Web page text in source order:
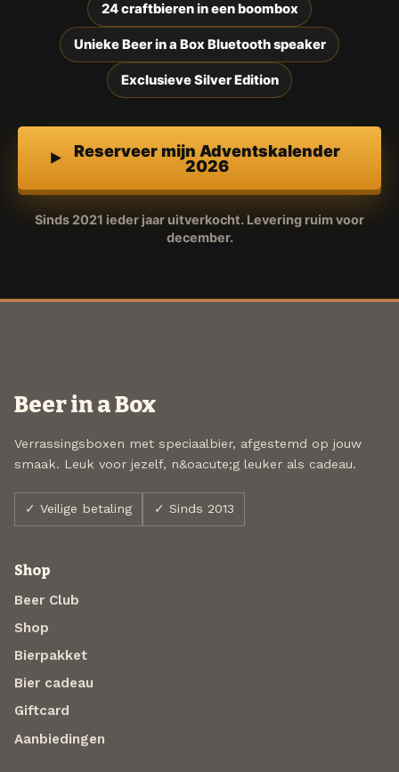
24 craftbieren in een boombox
Unieke Beer in a Box Bluetooth speaker
Exclusieve Silver Edition
Reserveer mijn Adventskalender
2026
Sinds 2021 ieder jaar uitverkocht. Levering ruim voor
december.
Beer in a Box
Verrassingsboxen met speciaalbier, afgestemd op jouw
smaak. Leuk voor jezelf, n&oacute;g leuker als cadeau.
✓ Veilige betaling ✓ Sinds 2013
Shop
Beer Club
Shop
Bierpakket
Bier cadeau
Giftcard
Aanbiedingen